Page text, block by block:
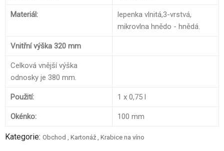
Materiál:
lepenka vlnitá,3-vrstvá,
mikrovlna hnědo - hnědá.
Vnitřní výška 320 mm
Celková vnější výška
odnosky je 380 mm.
Použití: 1 x 0,75 l
Okénko: 100 mm
Kategorie: Obchod , Kartonáž , Krabice na víno